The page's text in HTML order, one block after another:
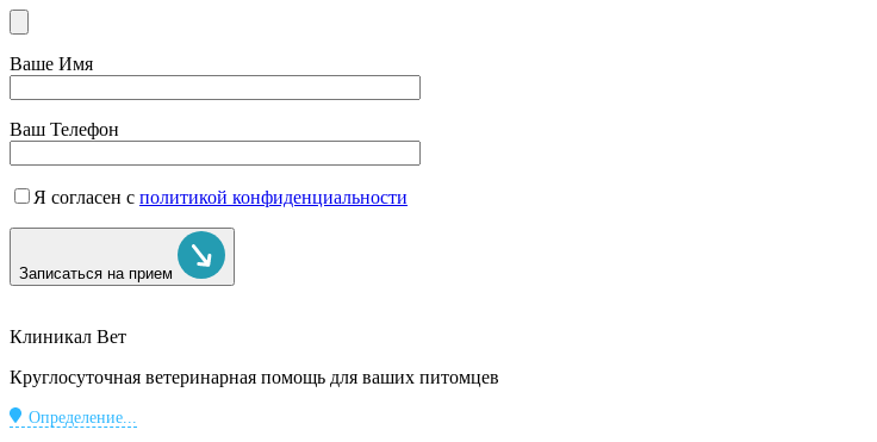
Ваше Имя
Ваш Телефон
Я согласен с политикой конфиденциальности
Записаться на прием
Клиникал Вет
Круглосуточная ветеринарная помощь для ваших питомцев
Определение...